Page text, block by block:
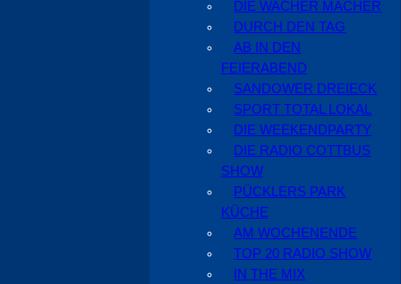
DIE WACHER MACHER
DURCH DEN TAG
AB IN DEN
FEIERABEND
SANDOWER DREIECK
SPORT TOTAL LOKAL
DIE WEEKENDPARTY
DIE RADIO COTTBUS
SHOW
PÜCKLERS PARK
KÜCHE
AM WOCHENENDE
TOP 20 RADIO SHOW
IN THE MIX